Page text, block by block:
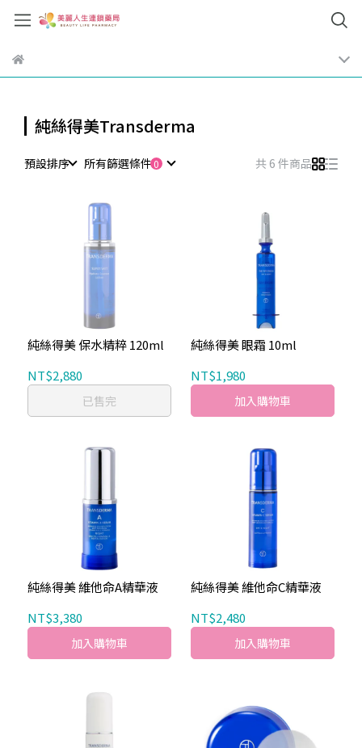
純絲得美Transderma
預設排序 所有篩選條件 共 6 件商品
純絲得美 保水精粹 120ml
NT$2,880
已售完
純絲得美 眼霜 10ml
NT$1,980
加入購物車
純絲得美 維他命A精華液
NT$3,380
加入購物車
純絲得美 維他命C精華液
NT$2,480
加入購物車